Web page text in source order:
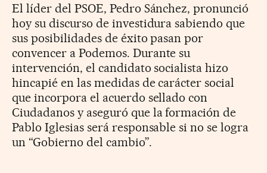
El líder del PSOE, Pedro Sánchez, pronunció
hoy su discurso de investidura sabiendo que
sus posibilidades de éxito pasan por
convencer a Podemos. Durante su
intervención, el candidato socialista hizo
hincapié en las medidas de carácter social
que incorpora el acuerdo sellado con
Ciudadanos y aseguró que la formación de
Pablo Iglesias será responsable si no se logra
un “Gobierno del cambio”.